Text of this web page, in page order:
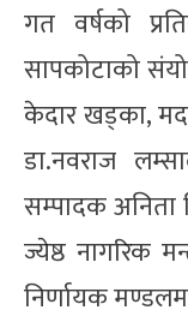
गत वर्षको
सापकोटाको
केदार खड्का,
डा.नवराज
सम्पादक अनिता
ज्येष्ठ नागरिक
निर्णायक